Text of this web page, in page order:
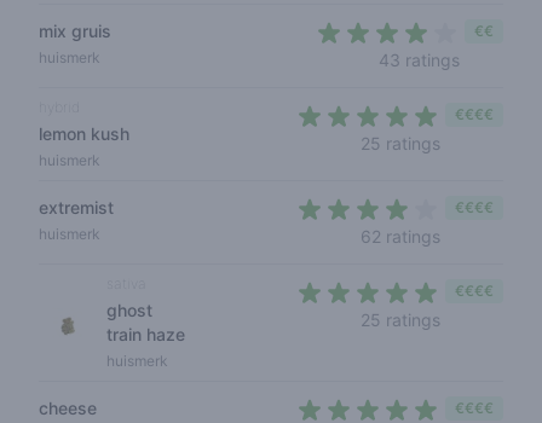
mix gruis
huismerk 43 ratings
€€
lemon kush
huismerk
25 ratings
€€€€
extremist
huismerk 62 ratings
€€€€
ghost
train haze
huismerk
25 ratings
€€€€
cheese €€€€